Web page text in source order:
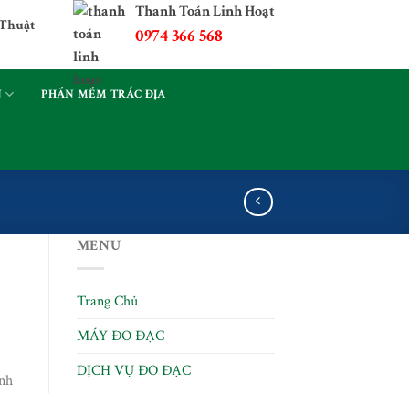
Thanh Toán Linh Hoạt
0974 366 568
PHẦN MỀM TRẮC ĐỊA
MENU
Trang Chủ
MÁY ĐO ĐẠC
DỊCH VỤ ĐO ĐẠC